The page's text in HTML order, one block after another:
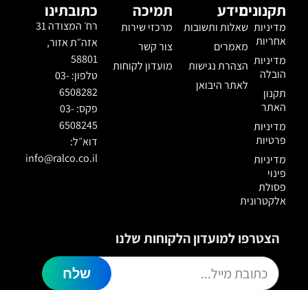
תקנונים
מדיניות
אחריות
מדיניות
הובלה
תקנון
האתר
מדיניות
פרטיות
מדיניות
פינוי
פסולת
אלקטרונית
מידע
שאלות ותשובות
מאמרים
הצהרת נגישות
לאתר היבואן
תמיכה
מרכזי שירות
צור קשר
מועדון לקוחות
כתובתינו
רח׳ המצודה 31
אזה״ת אזור,
58801
טלפון: 03-
6508282
פקס: 03-
6508245
דוא״ל:
info@ralco.co.il
הצטרפו למועדון הלקוחות שלנו
שלח